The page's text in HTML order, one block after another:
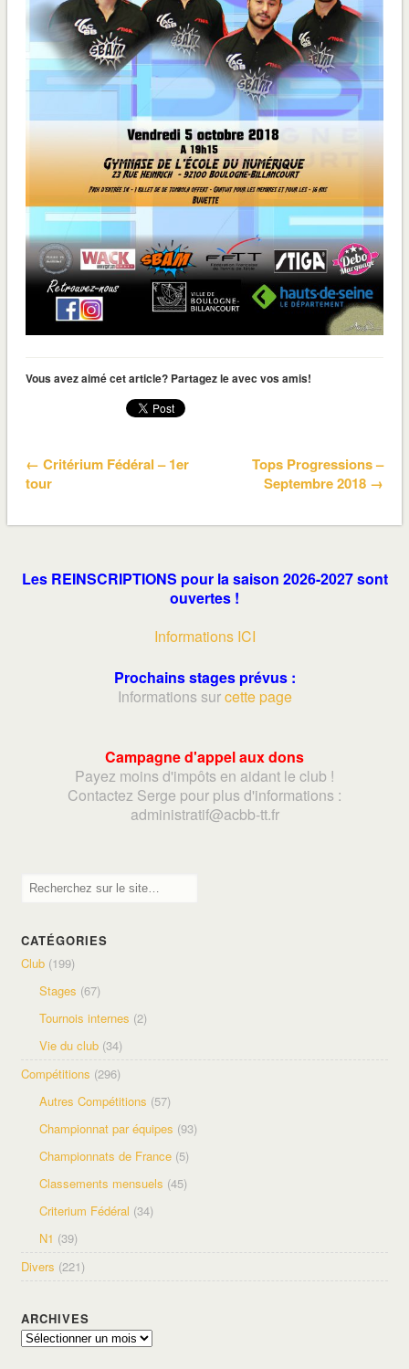
Vous avez aimé cet article? Partagez le avec vos amis!
← Critérium Fédéral – 1er
tour
Tops Progressions –
Septembre 2018 →
Les REINSCRIPTIONS pour la saison 2026-2027 sont
ouvertes !
Informations ICI
Prochains stages prévus :
Informations surcette page
Campagne d'appel aux dons
Payez moins d'impôts en aidant le club !
Contactez Serge pour plus d'informations :
administratif@acbb-tt.fr
CATÉGORIES
Club (199)
Stages (67)
Tournois internes (2)
Vie du club (34)
Compétitions (296)
Autres Compétitions (57)
Championnat par équipes (93)
Championnats de France (5)
Classements mensuels (45)
Criterium Fédéral (34)
N1 (39)
Divers (221)
ARCHIVES
Archives